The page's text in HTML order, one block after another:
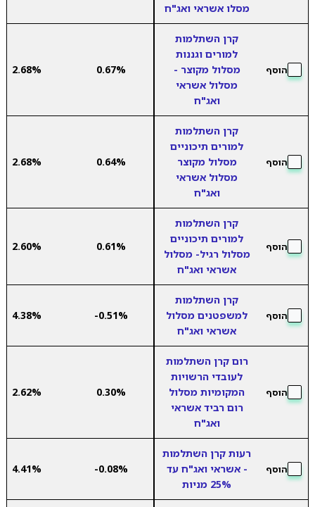
מסלו אשראי ואג"ח
הוסף
קרן השתלמות
למורים וגננות
מסלול מקוצר -
מסלול אשראי
ואג"ח
0.67%
2.68%
הוסף
קרן השתלמות
למורים תיכוניים
מסלול מקוצר
מסלול אשראי
ואג"ח
0.64%
2.68%
הוסף
קרן השתלמות
למורים תיכוניים
מסלול רגיל- מסלול
אשראי ואג"ח
0.61%
2.60%
הוסף
קרן השתלמות
למשפטנים מסלול
אשראי ואג"ח
-0.51%
4.38%
הוסף
רום קרן השתלמות
לעובדי הרשויות
המקומיות מסלול
רום רביד אשראי
ואג"ח
0.30%
2.62%
הוסף
רעות קרן השתלמות
- אשראי ואג"ח עד
25% מניות
-0.08%
4.41%